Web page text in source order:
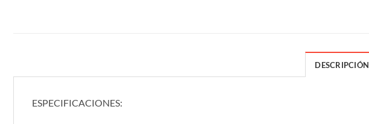
DESCRIPCIÓN
ESPECIFICACIONES: